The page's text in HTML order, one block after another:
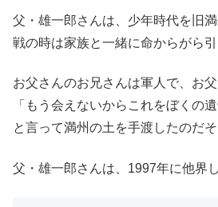
父・雄一郎さんは、少年時代を旧
戦の時は家族と一緒に命からがら引
お父さんのお兄さんは軍人で、お父
「もう会えないからこれをぼくの
と言って満州の土を手渡したのだそ
父・雄一郎さんは、1997年に他界